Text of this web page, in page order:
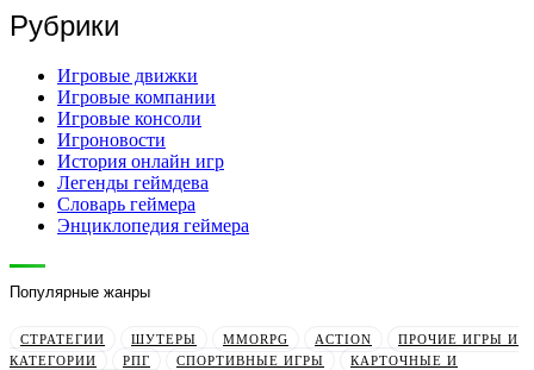
Рубрики
Игровые движки
Игровые компании
Игровые консоли
Игроновости
История онлайн игр
Легенды геймдева
Словарь геймера
Энциклопедия геймера
Популярные жанры
СТРАТЕГИИ ШУТЕРЫ MMORPG ACTION
ПРОЧИЕ ИГРЫ И
КАТЕГОРИИ
РПГ СПОРТИВНЫЕ ИГРЫ
КАРТОЧНЫЕ И